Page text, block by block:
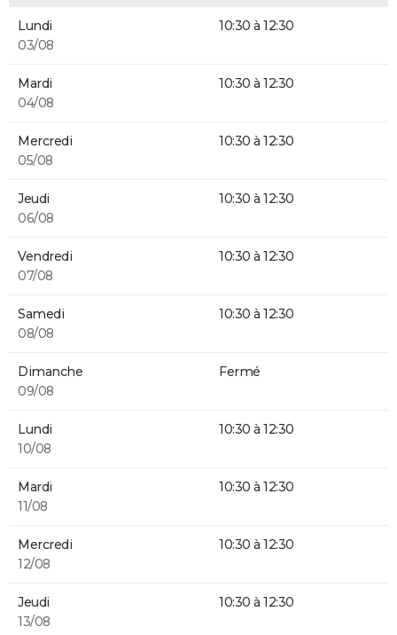
Lundi
03/08
10:30 à 12:30
Mardi
04/08
10:30 à 12:30
Mercredi
05/08
10:30 à 12:30
Jeudi
06/08
10:30 à 12:30
Vendredi
07/08
10:30 à 12:30
Samedi
08/08
10:30 à 12:30
Dimanche
09/08
Fermé
Lundi
10/08
10:30 à 12:30
Mardi
11/08
10:30 à 12:30
Mercredi
12/08
10:30 à 12:30
Jeudi
13/08
10:30 à 12:30